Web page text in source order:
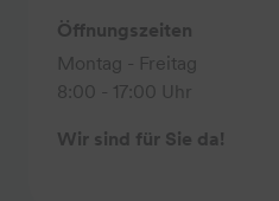
Öffnungszeiten
Montag - Freitag
8:00 - 17:00 Uhr
Wir sind für Sie da!